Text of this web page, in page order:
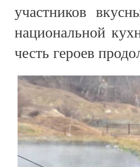
участников
национальной
честь героев